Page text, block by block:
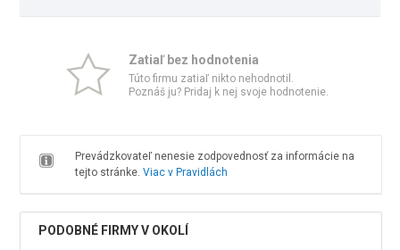
Zatiaľ bez hodnotenia
Túto firmu zatiaľ nikto nehodnotil.
Poznáš ju? Pridaj k nej svoje hodnotenie.
Prevádzkovateľ nenesie zodpovednosť za informácie na
tejto stránke. Viac v Pravidlách
PODOBNÉ FIRMY V OKOLÍ